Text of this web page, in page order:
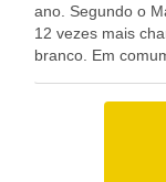
ano. Segundo o
12 vezes mais
branco. Em
Essa é a